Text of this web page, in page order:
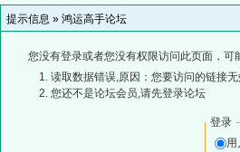
提示信息 » 鸿运高手论坛
您没有登录或者您没有权限访问此页面，可
读取数据错误,原因：您要访问的链接
您还不是论坛会员,请先登录论坛
登录